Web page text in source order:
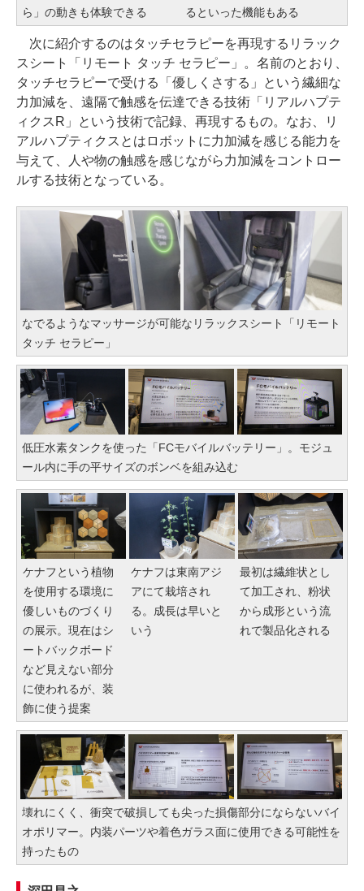
ら」の動きも体験できる
るといった機能もある
次に紹介するのはタッチセラピーを再現するリラック
スシート「リモート タッチ セラピー」。名前のとおり、
タッチセラピーで受ける「優しくさする」という繊細な
力加減を、遠隔で触感を伝達できる技術「リアルハプテ
ィクスR」という技術で記録、再現するもの。なお、リ
アルハプティクスとはロボットに力加減を感じる能力を
与えて、人や物の触感を感じながら力加減をコントロー
ルする技術となっている。
なでるようなマッサージが可能なリラックスシート「リモート
タッチ セラピー」
低圧水素タンクを使った「FCモバイルバッテリー」。モジュ
ール内に手の平サイズのボンベを組み込む
ケナフという植物
を使用する環境に
優しいものづくり
の展示。現在はシ
ートバックボード
など見えない部分
に使われるが、装
飾に使う提案
ケナフは東南アジ
アにて栽培され
る。成長は早いと
いう
最初は繊維状とし
て加工され、粉状
から成形という流
れで製品化される
壊れにくく、衝突で破損しても尖った損傷部分にならないバイ
オポリマー。内装パーツや着色ガラス面に使用できる可能性を
持ったもの